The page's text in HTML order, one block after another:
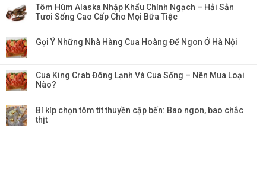
Tôm Hùm Alaska Nhập Khẩu Chính Ngạch – Hải Sản
Tươi Sống Cao Cấp Cho Mọi Bữa Tiệc
Gợi Ý Những Nhà Hàng Cua Hoàng Đế Ngon Ở Hà Nội
Cua King Crab Đông Lạnh Và Cua Sống – Nên Mua Loại
Nào?
Bí kíp chọn tôm tít thuyền cập bến: Bao ngon, bao chắc
thịt